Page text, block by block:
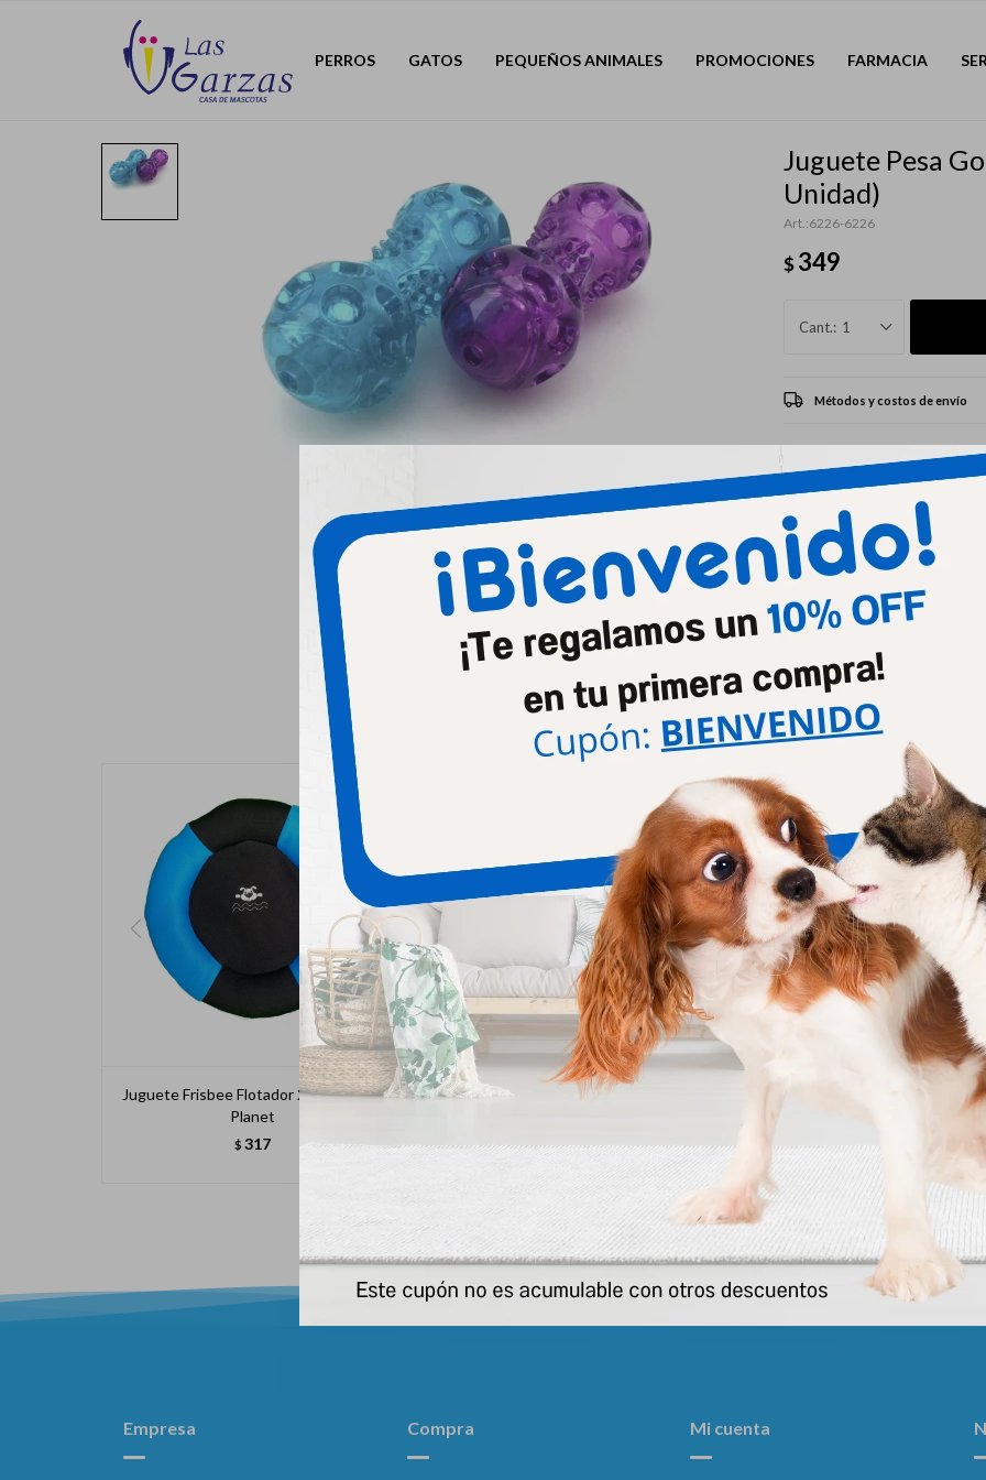
PERROS GATOS PEQUEÑOS ANIMALES PROMOCIONES FARMACIA
Juguete Pesa
Unidad)
6226-6226
$349
1
Métodos y costos de envío
CARACTERÍSTICAS
Mascota
Productos que te pueden interesar
Juguete Frisbee Flotador 22cm Animal
Planet
$ 317
Juguete Gato Raton Tela 14cm Animal
$ 320
Corta Uñas Chico Para Gato (
Empresa Compra Mi cuenta